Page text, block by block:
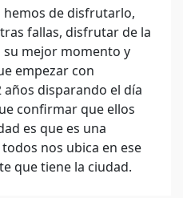
de disfrutarlo,
fallas, disfrutar de la
su mejor momento y
empezar con
años disparando el día
confirmar que ellos
es que es una
nos ubica en ese
que tiene la ciudad.